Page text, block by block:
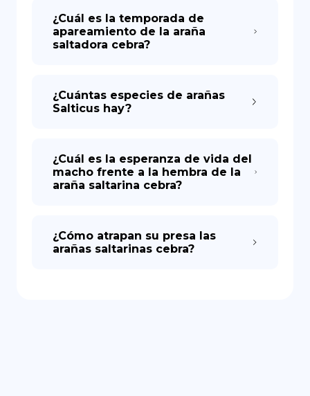
¿Cuál es la temporada de
apareamiento de la araña
saltadora cebra?
¿Cuántas especies de arañas
Salticus hay?
¿Cuál es la esperanza de vida del
macho frente a la hembra de la
araña saltarina cebra?
¿Cómo atrapan su presa las
arañas saltarinas cebra?